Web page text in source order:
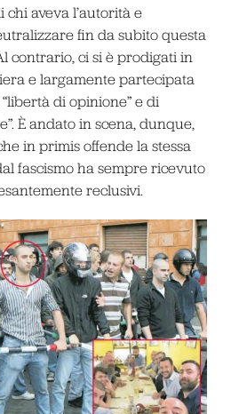
chi aveva l’autorità e
fin da subito questa
contrario, ci si è prodigati in
e largamente partecipata
di opinione” e di
È andato in scena, dunque,
in primis offende la stessa
fascismo ha sempre ricevuto
reclusivi.